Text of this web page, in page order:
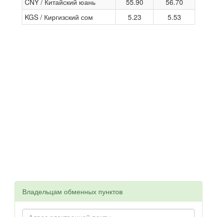
CNY / Китайский юань 55.90
56.70
KGS / Киргизский сом
5.23 5.53
Владельцам обменных пунктов